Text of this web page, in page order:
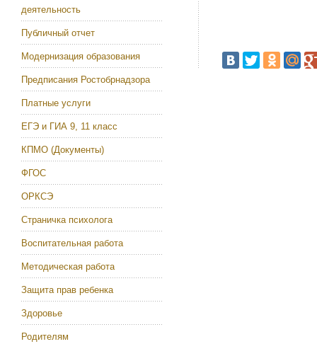
деятельность
Публичный отчет
Модернизация образования
Предписания Ростобрнадзора
Платные услуги
ЕГЭ и ГИА 9, 11 класс
КПМО (Документы)
ФГОС
ОРКСЭ
Страничка психолога
Воспитательная работа
Методическая работа
Защита прав ребенка
Здоровье
Родителям